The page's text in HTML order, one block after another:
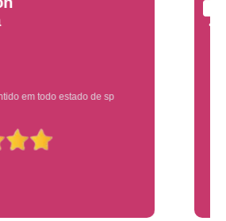
Ótimo atendimento